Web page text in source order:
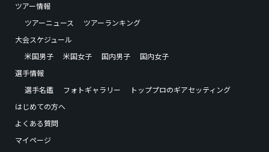
ツアー情報
ツアーニュース
ツアーランキング
大会スケジュール
米国男子
米国女子 国内男子
国内女子
選手情報
選手名鑑
フォトギャラリー
トッププロのギアセッティング
はじめての方へ
よくある質問
マイページ